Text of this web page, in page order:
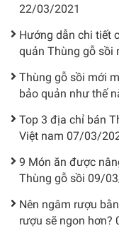
22/03/2021
Hướng dẫn chi tiết
quản Thùng gỗ sồi
Thùng gỗ sồi mới
bảo quản như thế
Top 3 địa chỉ bán
Việt nam 07/03/
9 Món ăn được
Thùng gỗ sồi 09/
Nên ngâm rượu
rượu sẽ ngon hơn?